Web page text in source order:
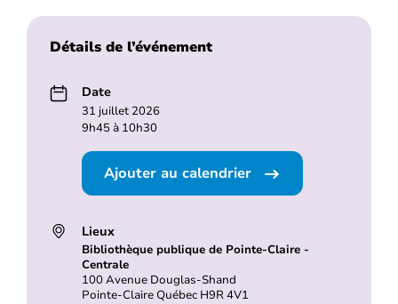
Détails de l’événement
Date
31 juillet 2026
9h45 à 10h30
Ajouter au calendrier
Lieux
Bibliothèque publique de Pointe-Claire -
Centrale
100 Avenue Douglas-Shand
Pointe-Claire Québec H9R 4V1